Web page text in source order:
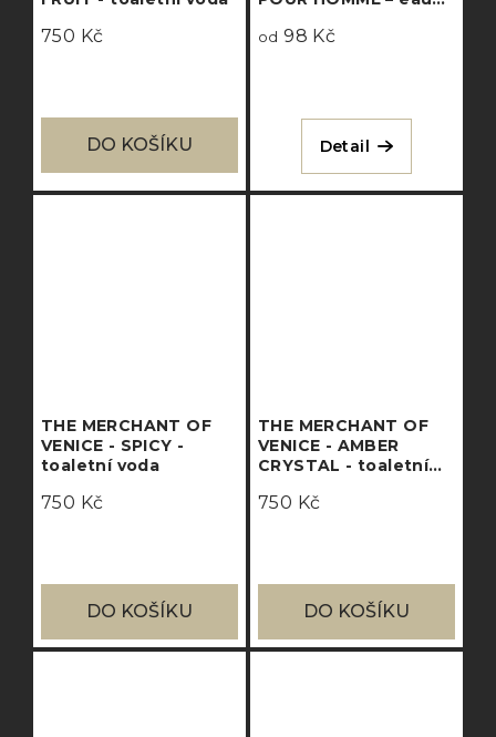
750 Kč
DO KOŠÍKU
od 98 Kč
Detail
THE MERCHANT OF
VENICE - SPICY -
toaletní voda
750 Kč
DO KOŠÍKU
THE MERCHANT OF
VENICE - AMBER
CRYSTAL - toaletní
750 Kč
DO KOŠÍKU